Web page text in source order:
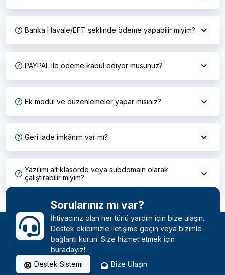
Banka Havale/EFT şeklinde ödeme yapabilir miyim?
PAYPAL ile ödeme kabul ediyor musunuz?
Ek modül ve düzenlemeler yapar mısınız?
Geri iade imkânım var mı?
Yazılımı alt klasörde veya subdomain olarak
çalıştırabilir miyim?
Sorularınız mı var?
İhtiyacınız olan her türlü yardım için bize ulaşın.
Destek ekibimizle iletişime geçin veya bizimle
bağlantı kurun. Size hizmet etmek için
buradayız!
Destek Sistemi
Bize Ulaşın